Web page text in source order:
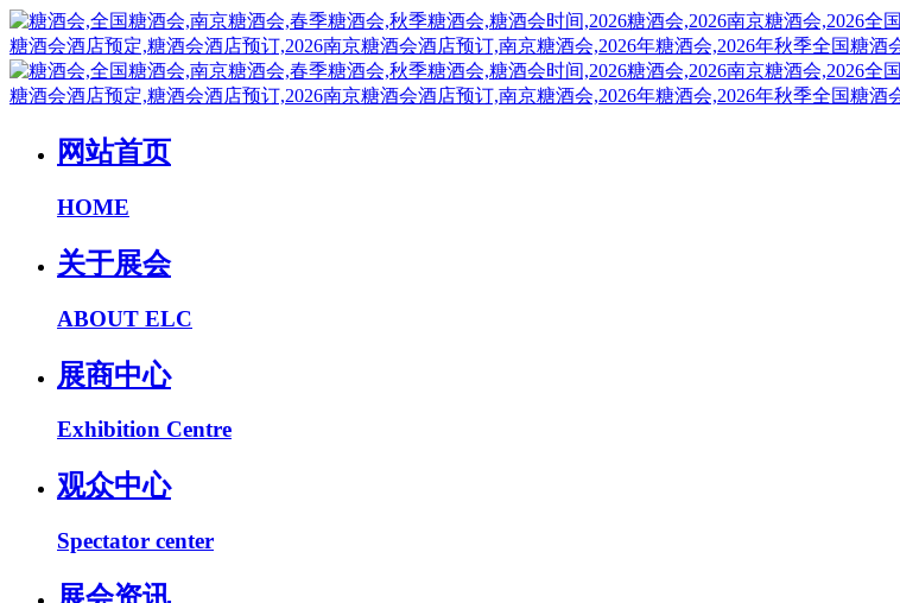
网站首页
HOME
关于展会
ABOUT ELC
展商中心
Exhibition Centre
观众中心
Spectator center